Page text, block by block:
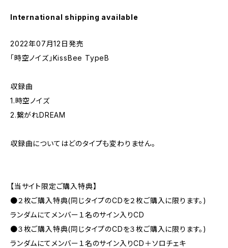
International shipping available
2022年07月12日発売
「時空ノイズ」KissBee TypeB
収録曲
1.時空ノイズ
2.繋がれDREAM
収録曲についてはどのタイプも変わりません。
【当サイト限定ご購入特典】
●２枚ご購入特典(同じタイプのCDを２枚ご購入に限ります。)
ランダムにてメンバー１名のサイン入りCD
●３枚ご購入特典(同じタイプのCDを３枚ご購入に限ります。)
ランダムにてメンバー１名のサイン入りCD＋ソロチェキ